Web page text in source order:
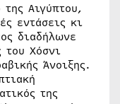
Αιγύπτου,
εντάσεις κι
διαδήλωνε
του Χόσνι
Άνοιξης.
της